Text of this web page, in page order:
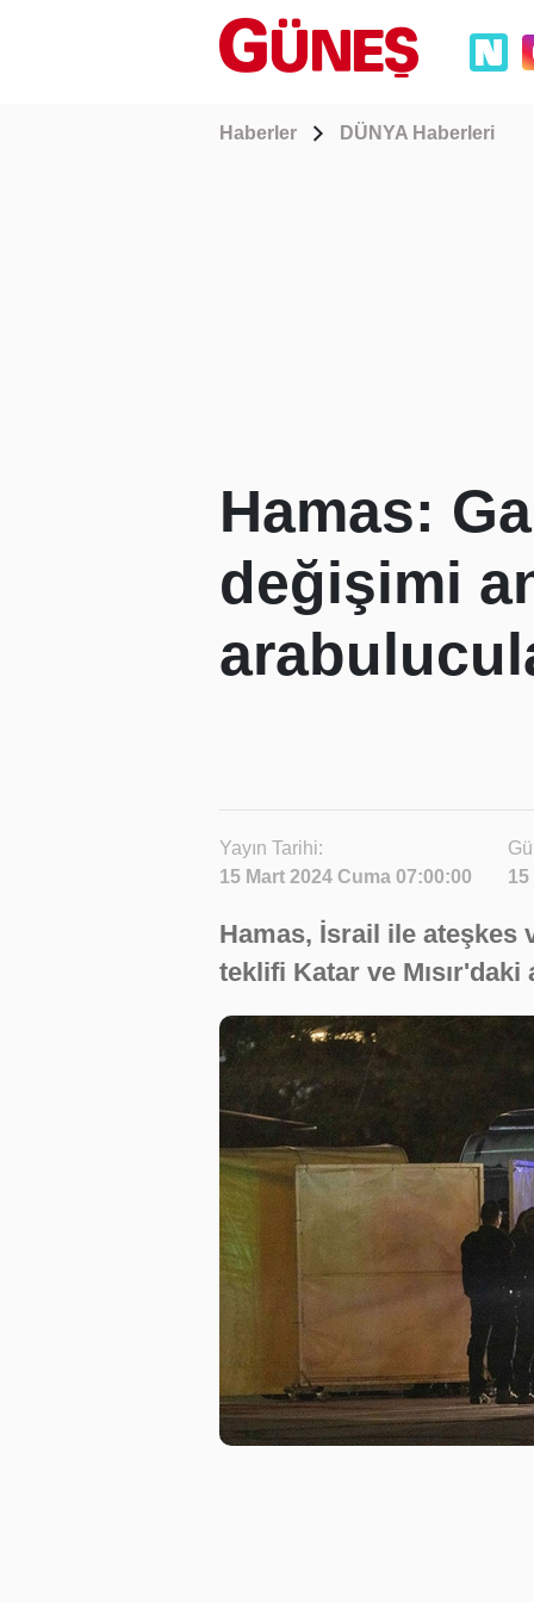
Haberler DÜNYA Haberleri
Hamas:
değişimi
Yayın Tarihi:
15 Mart 2024 Cuma 07:00:00
15
Hamas, İsrail ile ateşkes
teklifi Katar ve